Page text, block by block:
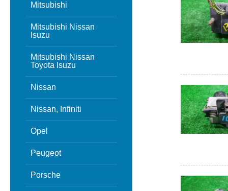
Mitsubishi
Mitsubishi Nissan
Isuzu
Mitsubishi Nissan
Toyota Isuzu
Nissan
Nissan, Infiniti
Opel
Peugeot
Porsche